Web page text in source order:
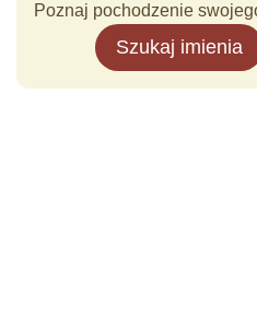
Poznaj pochodzenie
Szukaj imienia